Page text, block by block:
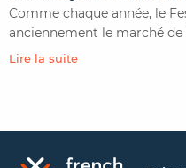
Comme chaque année, le
anciennement le marché de
Lire la suite